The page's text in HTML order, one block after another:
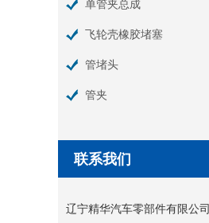
单管夹总成
飞轮壳橡胶堵塞
管堵头
管夹
联系我们
辽宁精华汽车零部件有限公司